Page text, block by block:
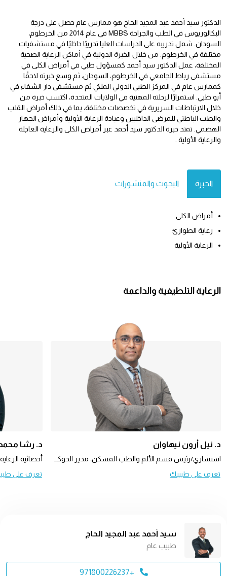
الدكتور سيد أحمد عبد المجيد الحاج هو ممارس عام حصل على درجة
البكالوريوس في الطب والجراحة MBBS في عام 2014 من الخرطوم،
السودان. شمل تدريبه على الدراسات العليا تدريبًا داخليًا في مستشفيات
مختلفة في الخرطوم. من خلال الخبرة الدولية في أماكن الرعاية الصحية
المختلفة، عمل الدكتور سيد أحمد كمسؤول طبي في أمراض الكلى في
مستشفى رباط الجامعي في الخرطوم، السودان، ثم وسع خبرته لاحقًا
كممارس عام في المركز الطبي الدولي الملكي ثم مستشفى دار الشفاء في
أبو ظبي. استمرارًا لرحلته المهنية في الولايات المتحدة، اكتسب خبرة من
خلال الارتباطات السريرية في تخصصات مختلفة، بما في ذلك أمراض القلب
والطب الباطني للمرضى الداخليين وعيادة الرعاية الأولية وأمراض الجهاز
الهضمي. تمتد خبرة الدكتور سيد أحمد عبر أمراض الكلى والرعاية العاجلة
والرعاية الأولية .
الخبرة البحوث والمنشورات
أمراض الكلى
رعاية الطوارئ
الرعاية الأولية
الرعاية التلطيفية والداعمة
د. نيل أرون نيهاوان
تعرف على طبيبك
د. رشا
أخصائية
تعرف على
سيد أحمد عبد المجيد الحاج
طبيب عام
+971800226237